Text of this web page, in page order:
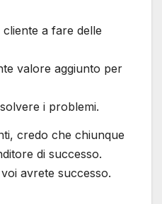
a fare delle
valore aggiunto per
i problemi.
credo che chiunque
di successo.
avrete successo.